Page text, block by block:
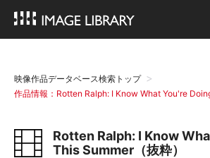
映像作品データベース検索トップ
作品情報：Rotten Ralph: I Know What You're
Rotten Ralph: I Know
This Summer（抜粋）